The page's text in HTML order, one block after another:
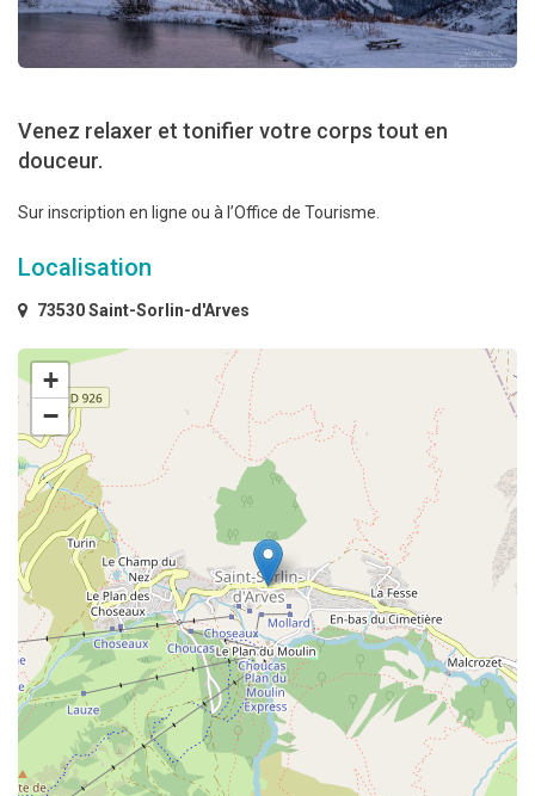
Venez relaxer et tonifier votre corps tout en
douceur.
Sur inscription en ligne ou à l’Office de Tourisme.
Localisation
73530 Saint-Sorlin-d'Arves
+
−